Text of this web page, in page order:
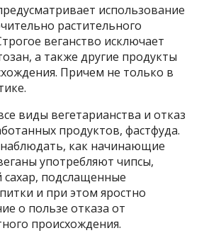
использование
растительного
веганство исключает
а также другие продукты
Причем не только в
виды вегетарианства и отказ
продуктов, фастфуда.
как начинающие
употребляют чипсы,
подслащенные
и при этом яростно
о пользе отказа от
происхождения.